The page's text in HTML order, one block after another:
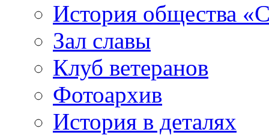
История общества
Зал славы
Клуб ветеранов
Фотоархив
История в деталях